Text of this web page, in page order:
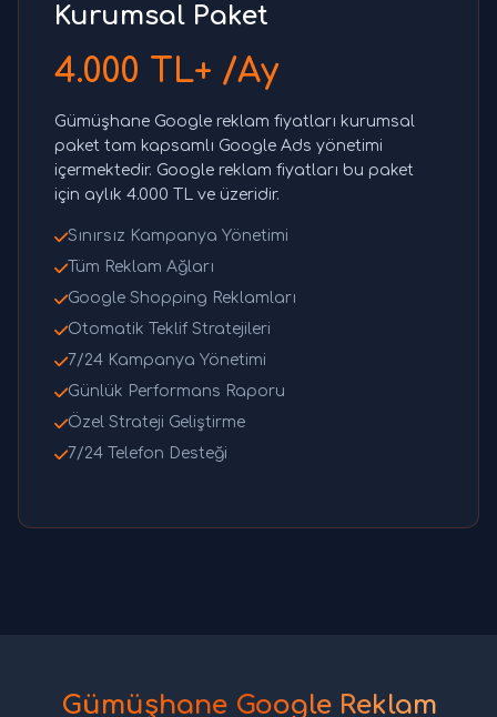
Kurumsal Paket
4.000 TL+ /Ay
Gümüşhane Google reklam fiyatları kurumsal
paket tam kapsamlı Google Ads yönetimi
içermektedir. Google reklam fiyatları bu paket
için aylık 4.000 TL ve üzeridir.
Sınırsız Kampanya Yönetimi
Tüm Reklam Ağları
Google Shopping Reklamları
Otomatik Teklif Stratejileri
7/24 Kampanya Yönetimi
Günlük Performans Raporu
Özel Strateji Geliştirme
7/24 Telefon Desteği
Gümüşhane Google Reklam